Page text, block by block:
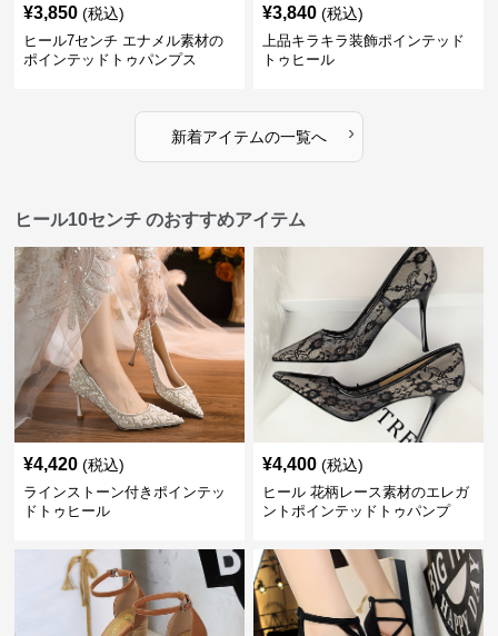
¥3,850 (税込)
ヒール7センチ エナメル素材の
ポインテッドトゥパンプス
¥3,840 (税込)
上品キラキラ装飾ポインテッド
トゥヒール
新着アイテムの一覧へ ›
ヒール10センチ のおすすめアイテム
¥4,420 (税込)
ラインストーン付きポインテッ
ドトゥヒール
¥4,400 (税込)
ヒール 花柄レース素材のエレガ
ントポインテッドトゥパンプ